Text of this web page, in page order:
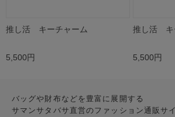
推し活 キーチャーム
5,500円
推し活 キ
5,500円
バッグや財布などを豊富に展開する
サマンサタバサ直営のファッション通販サ